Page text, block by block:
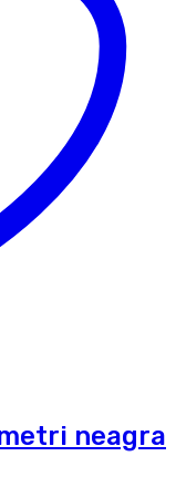
neagra